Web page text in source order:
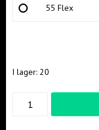
55 Flex
I lager: 20